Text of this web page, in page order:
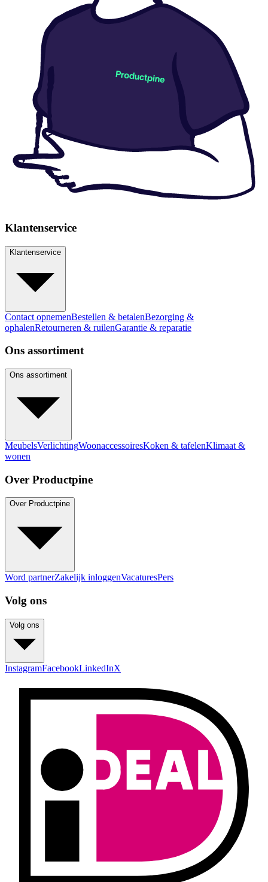
Klantenservice
Klantenservice
Contact opnemenBestellen & betalenBezorging &
ophalenRetourneren & ruilenGarantie & reparatie
Ons assortiment
Ons assortiment
MeubelsVerlichtingWoonaccessoiresKoken & tafelenKlimaat &
wonen
Over Productpine
Over Productpine
Word partnerZakelijk inloggenVacaturesPers
Volg ons
Volg ons
InstagramFacebookLinkedInX